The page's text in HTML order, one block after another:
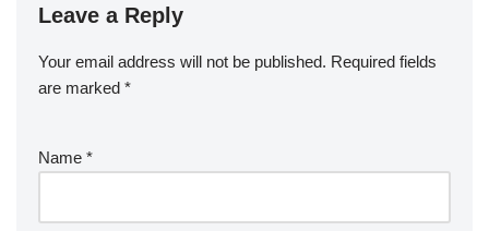
Leave a Reply
Your email address will not be published. Required fields
are marked *
Name *